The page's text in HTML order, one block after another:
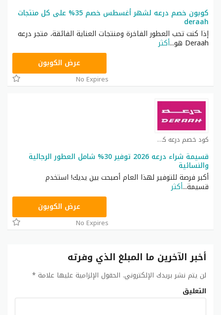
كوبون خصم درعه لشهر أغسطس خصم 35% على كل منتجات
deraah
إذا كنت تحب العطور الفاخرة ومنتجات العناية الفائقة، متجر درعه
Deraah هو ...أكثر
عرض الكوبون
No Expires
كود خصم درعه كوبون
قسيمة شراء درعه 2026 توفير 30% شامل العطور الرجالية
والنسائية
أكبر فرصة للتوفير لهذا العام أصبحت بين يديك! استخدم
قسيمة...أكثر
عرض الكوبون
No Expires
أخبر الآخرين ما المبلغ الذي وفرته
لن يتم نشر بريدك الإلكتروني. الحقول الإلزامية عليها علامة *
التعليق